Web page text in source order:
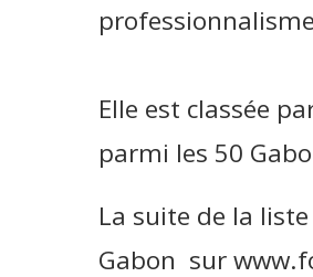
Elle est classée
parmi les 50
La suite de la
Gabon sur